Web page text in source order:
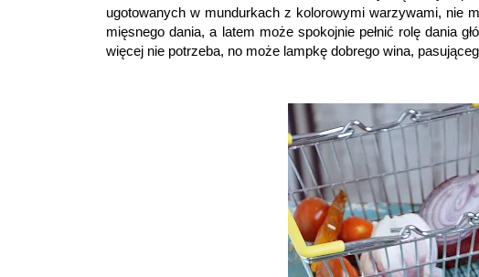
ugotowanych w mundurkach z kolorowymi warzywami, nie
mięsnego dania, a latem może spokojnie pełnić rolę dania
więcej nie potrzeba, no może lampkę dobrego wina,